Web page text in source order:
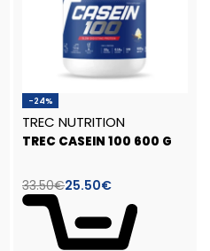
-24%
TREC NUTRITION
TREC CASEIN 100 600 G
33.50€25.50€